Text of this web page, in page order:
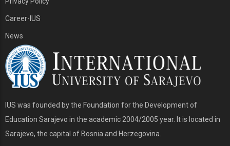
Career-IUS
News
IUS was founded by the Foundation for the Development of
Education Sarajevo in the academic 2004/2005 year. It is located in
Sarajevo, the capital of Bosnia and Herzegovina.